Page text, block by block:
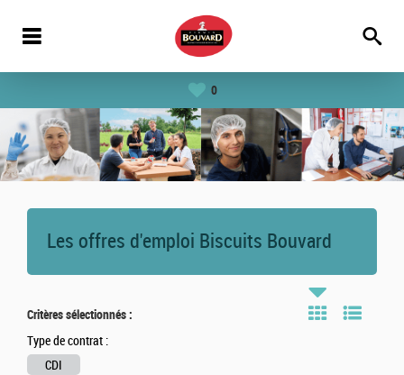
0
Les offres d'emploi Biscuits Bouvard
Critères sélectionnés :
Type de contrat :
CDI